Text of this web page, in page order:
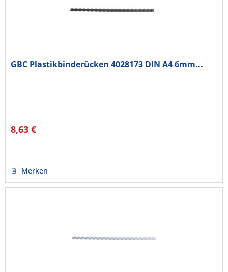
GBC Plastikbinderücken 4028173 DIN A4 6mm...
8,63 €
Merken